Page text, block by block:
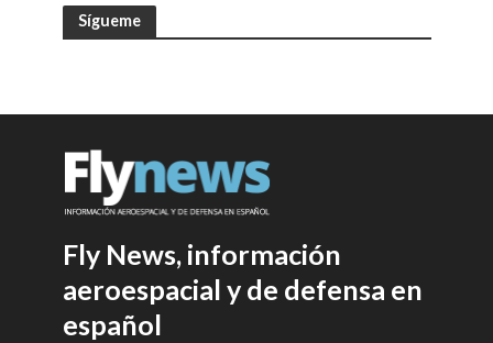
Sígueme
Fly News, información
aeroespacial y de defensa en
español